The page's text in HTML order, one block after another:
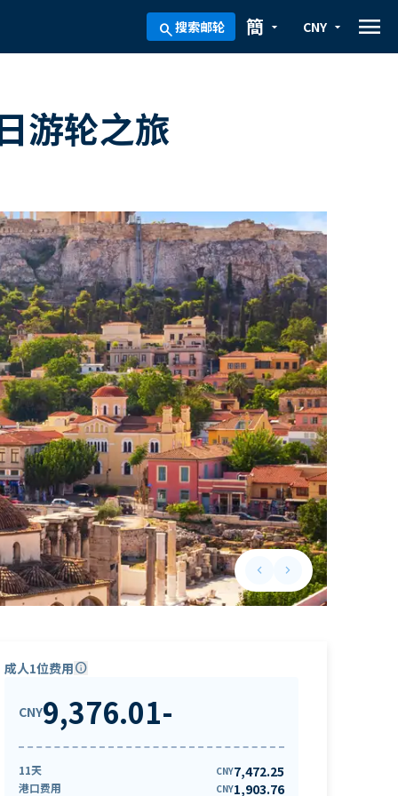
search搜索邮轮 arrow_drop_down
簡 arrow_drop_down
CNY menu
游轮之旅
keyboard_arrow_leftPrevious slide
keyboard_arrow_rightNext slide
成人1位费用info
CNY9,376.01-
11天 CNY7,472.25
港口费用 CNY1,903.76